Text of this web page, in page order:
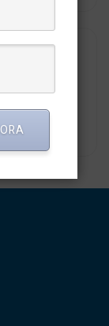
reunió a